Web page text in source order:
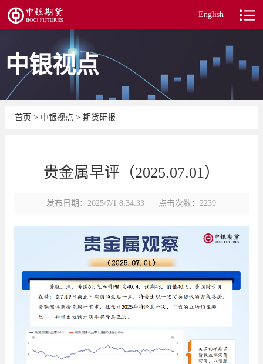
English
中银视点
首页 > 中银视点 > 期货研报
贵金属早评（2025.07.01）
发布日期：2025/7/1 8:34:33 点击次数：2239